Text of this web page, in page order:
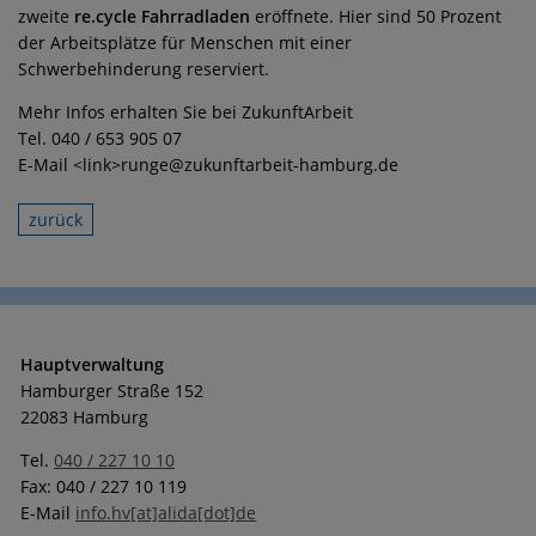
zweite re.cycle Fahrradladen eröffnete. Hier sind 50 Prozent
der Arbeitsplätze für Menschen mit einer
Schwerbehinderung reserviert.
Mehr Infos erhalten Sie bei ZukunftArbeit
Tel. 040 / 653 905 07
E-Mail <link>runge@zukunftarbeit-hamburg.de
zurück
Hauptverwaltung
Hamburger Straße 152
22083 Hamburg
Tel. 040 / 227 10 10
Fax: 040 / 227 10 119
E-Mail info.hv[at]alida[dot]de